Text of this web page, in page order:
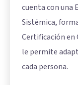
cuenta con una
Sistémica,
Certificación en
le permite
cada persona.